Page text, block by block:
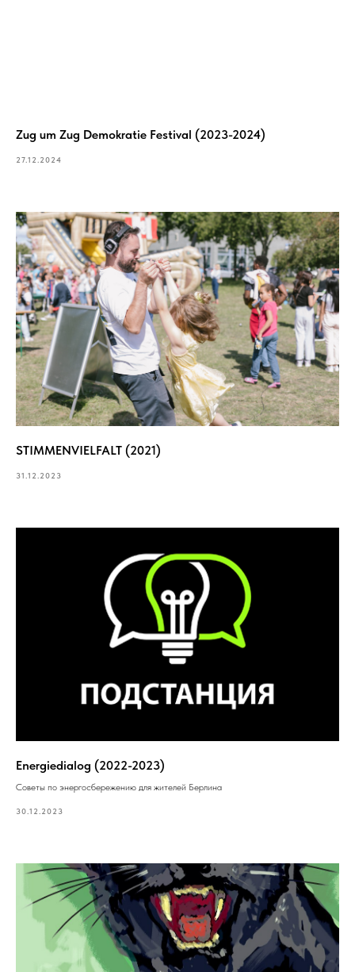
Zug um Zug Demokratie Festival (2023-2024)
27.12.2024
STIMMENVIELFALT (2021)
31.12.2023
Energiedialog (2022-2023)
Советы по энергосбережению для жителей Берлина
30.12.2023